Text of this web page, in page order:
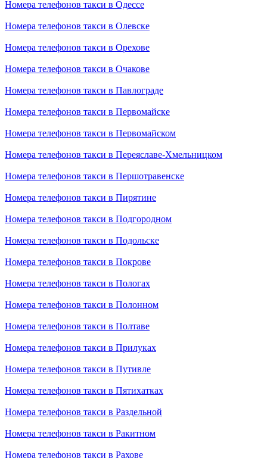
Номера телефонов такси в Одессе
Номера телефонов такси в Олевске
Номера телефонов такси в Орехове
Номера телефонов такси в Очакове
Номера телефонов такси в Павлограде
Номера телефонов такси в Первомайске
Номера телефонов такси в Первомайском
Номера телефонов такси в Переяславе-Хмельницком
Номера телефонов такси в Першотравенске
Номера телефонов такси в Пирятине
Номера телефонов такси в Подгородном
Номера телефонов такси в Подольске
Номера телефонов такси в Покрове
Номера телефонов такси в Пологах
Номера телефонов такси в Полонном
Номера телефонов такси в Полтаве
Номера телефонов такси в Прилуках
Номера телефонов такси в Путивле
Номера телефонов такси в Пятихатках
Номера телефонов такси в Раздельной
Номера телефонов такси в Ракитном
Номера телефонов такси в Рахове